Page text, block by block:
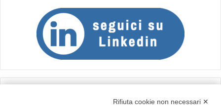
Rifiuta cookie non necessari ✕